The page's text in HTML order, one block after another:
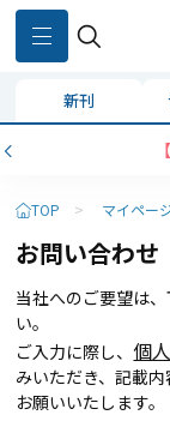
新刊
TOP > マイペー
お問い合わせ
当社へのご要望は
い。
ご入力に際し、 個
みいただき、記載
お願いいたします。